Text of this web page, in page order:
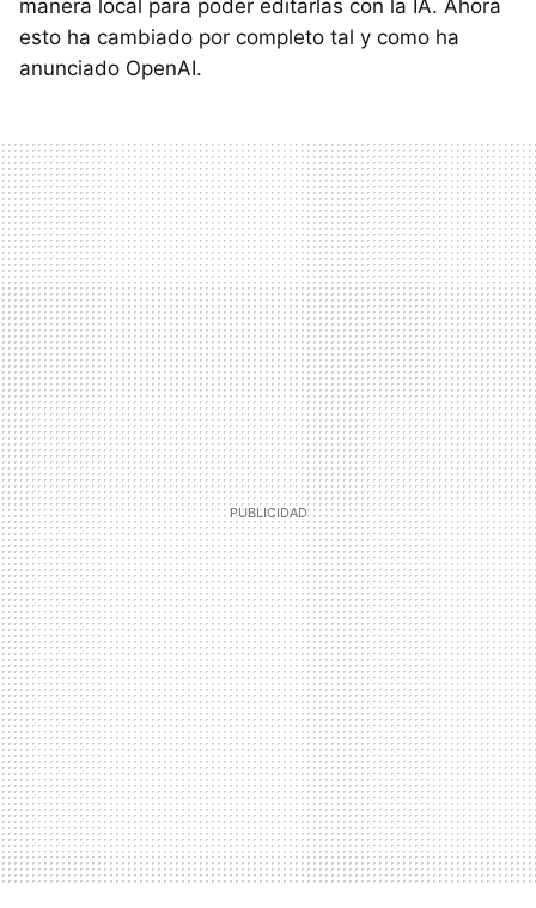
manera local para poder editarlas con la IA. Ahora
esto ha cambiado por completo tal y como ha
anunciado OpenAI.